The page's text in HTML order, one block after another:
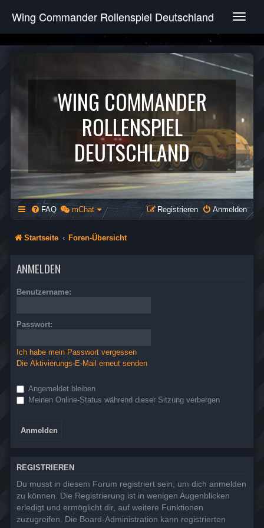
T
g
e
v
g
a
t
i
o
n
Wing Commander Rollenspiel Deutschland
WING COMMANDER
ROLLENSPIEL
DEUTSCHLAND
FAQ mChat Anmelden
Registrieren
Startseite Foren-Übersicht
ANMELDEN
Benutzername:
Passwort:
Ich habe mein Passwort vergessen
Die Aktivierungs-E-Mail erneut senden
Angemeldet bleiben
Meinen Online-Status während dieser Sitzung verbergen
REGISTRIEREN
Du musst in diesem Forum registriert sein, um dich anmelden
zu können. Die Registrierung ist in wenigen Augenblicken
erledigt und ermöglicht dir, auf weitere Funktionen
zuzugreifen. Die Board-Administration kann registrierten